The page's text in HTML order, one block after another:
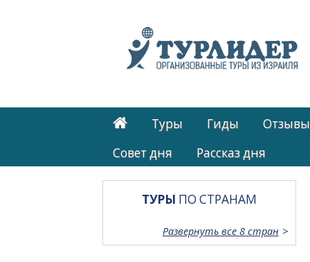
Туры Гиды
Cовет дня
Рассказ дня
ТУРЫ ПО СТРАНАМ
Развернуть все 8 стран